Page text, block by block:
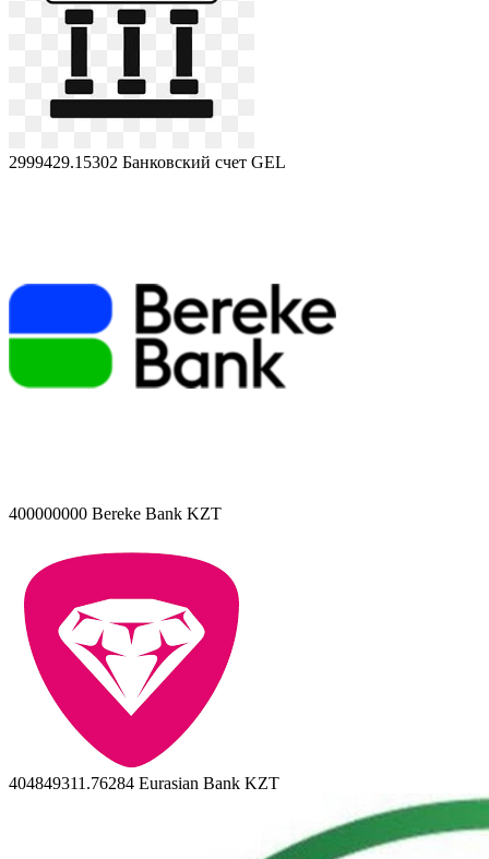
2999429.15302 Банковский счет GEL
400000000 Bereke Bank KZT
404849311.76284 Eurasian Bank KZT